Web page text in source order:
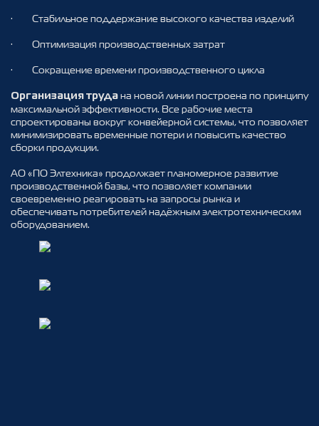
· Стабильное поддержание высокого качества изделий
· Оптимизация производственных затрат
· Сокращение времени производственного цикла
Организация труда на новой линии построена по принципу
максимальной эффективности. Все рабочие места
спроектированы вокруг конвейерной системы, что позволяет
минимизировать временные потери и повысить качество
сборки продукции.
АО «ПО Элтехника» продолжает планомерное развитие
производственной базы, что позволяет компании
своевременно реагировать на запросы рынка и
обеспечивать потребителей надёжным электротехническим
оборудованием.